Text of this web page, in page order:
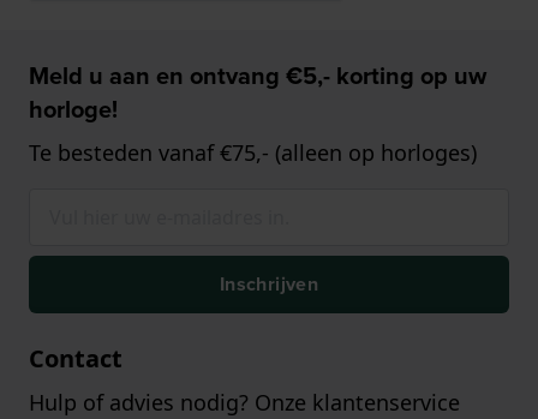
Meld u aan en ontvang €5,- korting op uw
horloge!
Te besteden vanaf €75,- (alleen op horloges)
Inschrijven
Contact
Hulp of advies nodig? Onze klantenservice